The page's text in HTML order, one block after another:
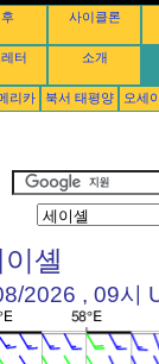
사이클론
터 소개
리카 북서 태평양 오세
셸
2026 , 09시